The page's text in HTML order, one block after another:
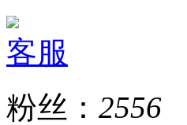
客服
粉丝： 2556